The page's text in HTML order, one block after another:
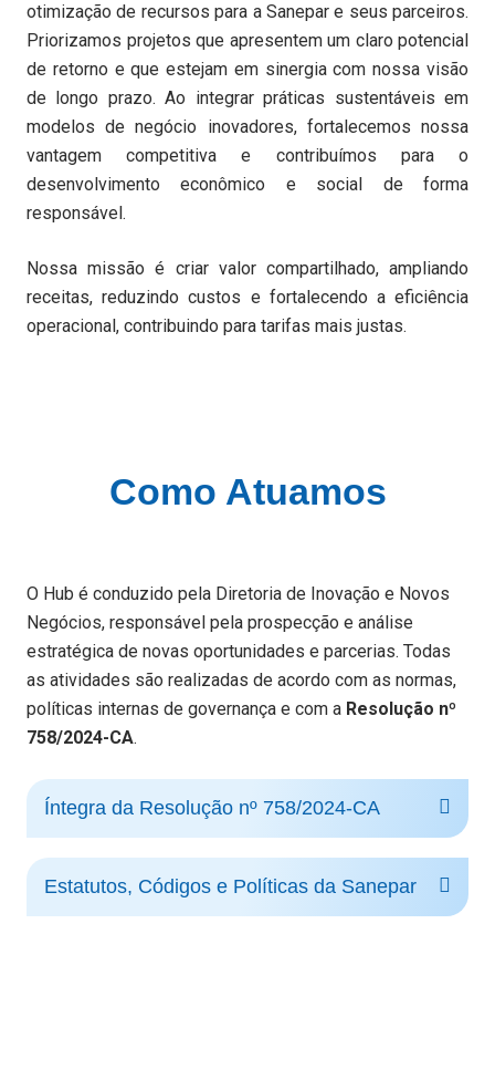
otimização de recursos para a Sanepar e seus parceiros.
Priorizamos projetos que apresentem um claro potencial
de retorno e que estejam em sinergia com nossa visão
de longo prazo. Ao integrar práticas sustentáveis em
modelos de negócio inovadores, fortalecemos nossa
vantagem competitiva e contribuímos para o
desenvolvimento econômico e social de forma
responsável.
Nossa missão é criar valor compartilhado, ampliando
receitas, reduzindo custos e fortalecendo a eficiência
operacional, contribuindo para tarifas mais justas.
Como Atuamos
O Hub é conduzido pela Diretoria de Inovação e Novos
Negócios, responsável pela prospecção e análise
estratégica de novas oportunidades e parcerias. Todas
as atividades são realizadas de acordo com as normas,
políticas internas de governança e com a Resolução nº
758/2024-CA.
Íntegra da Resolução nº 758/2024-CA
Estatutos, Códigos e Políticas da Sanepar